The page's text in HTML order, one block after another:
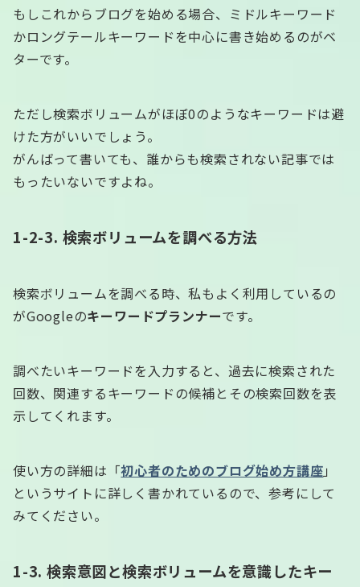
もしこれからブログを始める場合、ミドルキーワード
かロングテールキーワードを中心に書き始めるのがベ
ターです。
ただし検索ボリュームがほぼ0のようなキーワードは避
けた方がいいでしょう。
がんばって書いても、誰からも検索されない記事では
もったいないですよね。
1-2-3. 検索ボリュームを調べる方法
検索ボリュームを調べる時、私もよく利用しているの
がGoogleのキーワードプランナーです。
調べたいキーワードを入力すると、過去に検索された
回数、関連するキーワードの候補とその検索回数を表
示してくれます。
使い方の詳細は「初心者のためのブログ始め方講座」
というサイトに詳しく書かれているので、参考にして
みてください。
1-3. 検索意図と検索ボリュームを意識したキー